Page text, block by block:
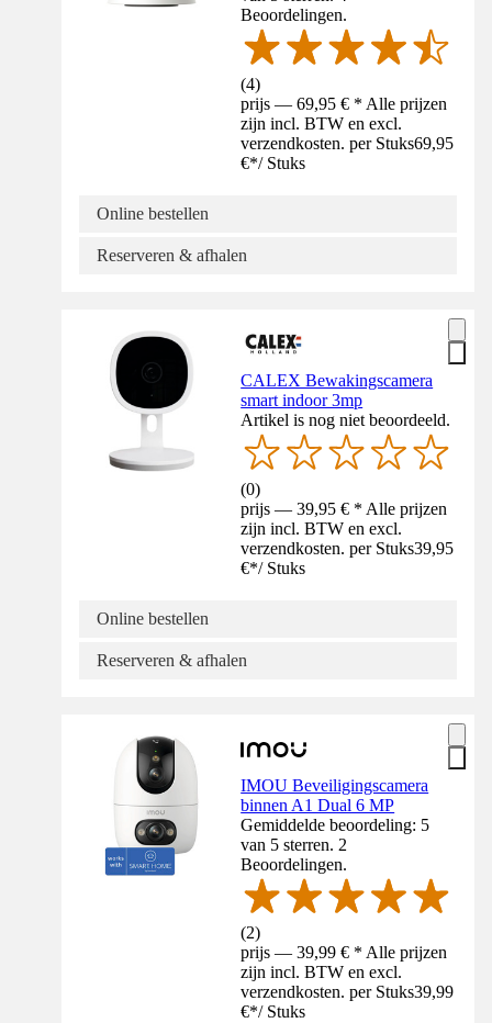
Beoordelingen.
(4)
prijs — 69,95 € * Alle prijzen
zijn incl. BTW en excl.
verzendkosten. per Stuks69,95
€*/ Stuks
Online bestellen
Reserveren & afhalen
CALEX Bewakingscamera
smart indoor 3mp
Artikel is nog niet beoordeeld.
(0)
prijs — 39,95 € * Alle prijzen
zijn incl. BTW en excl.
verzendkosten. per Stuks39,95
€*/ Stuks
Online bestellen
Reserveren & afhalen
IMOU Beveiligingscamera
binnen A1 Dual 6 MP
Gemiddelde beoordeling: 5
van 5 sterren. 2
Beoordelingen.
(2)
prijs — 39,99 € * Alle prijzen
zijn incl. BTW en excl.
verzendkosten. per Stuks39,99
€*/ Stuks